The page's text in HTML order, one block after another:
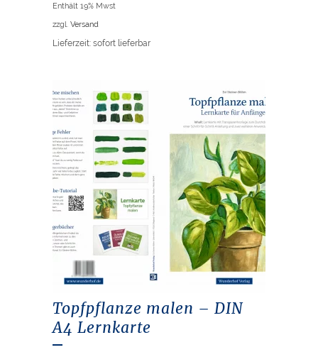
Enthält 19% Mwst
zzgl. Versand
Lieferzeit: sofort lieferbar
Topfpflanze malen – DIN
A4 Lernkarte